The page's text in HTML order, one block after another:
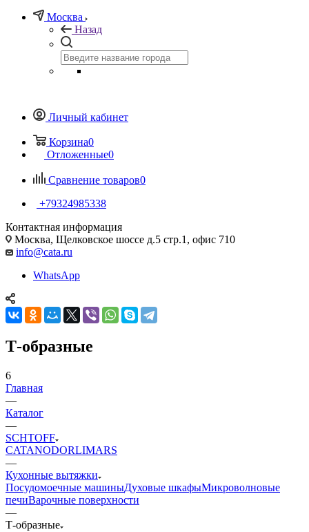
Москва
Назад
Личный кабинет
Корзина0
Отложенные0
Сравнение товаров0
+79324985338
Контактная информация
Москва, Щелковское шоссе д.5 стр.1, офис 710
info@cata.ru
WhatsApp
Т-образные
6
Главная
—
Каталог
—
SCHTOFF
CATANODORLIMARS
—
Кухонные вытяжки
Посудомоечные машиныДуховые шкафыМикроволновые
печиВарочные поверхности
—
Т-образные